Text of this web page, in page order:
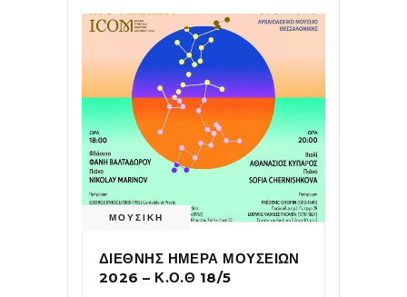
ΜΟΥΣΙΚΗ
ΔΙΕΘΝΗΣ ΗΜΕΡΑ ΜΟΥΣΕΙΩΝ
2026 – Κ.Ο.Θ 18/5